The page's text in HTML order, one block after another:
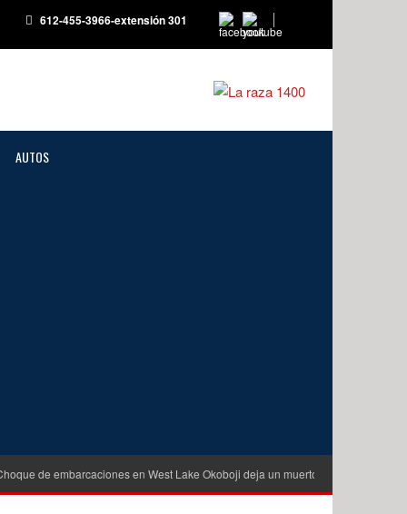
612-455-3966-extensión 301
AUTOS
de embarcaciones en West Lake Okoboji deja un muerto y cinco heridos